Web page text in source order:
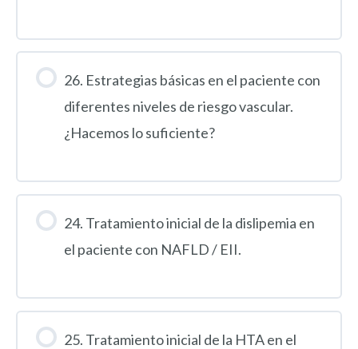
26. Estrategias básicas en el paciente con
diferentes niveles de riesgo vascular.
¿Hacemos lo suficiente?
24. Tratamiento inicial de la dislipemia en
el paciente con NAFLD / EII.
25. Tratamiento inicial de la HTA en el